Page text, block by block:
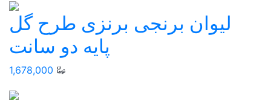
ليوان برنجی برنزی طرح گل
پايه دو سانت
1,678,000